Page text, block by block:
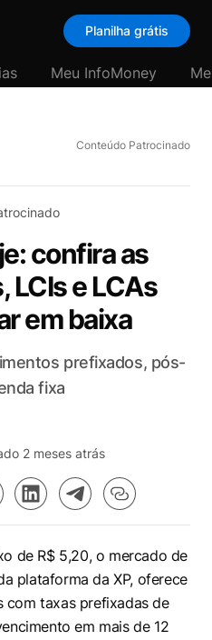
Planilha grátis
Meu InfoMoney
Conteúdo Patrocinado
confira as
LCIs e LCAs
em baixa
prefixados, pós-
fixa
2 meses atrás
de R$ 5,20, o mercado de
plataforma da XP, oferece
com taxas prefixadas de
em mais de 12